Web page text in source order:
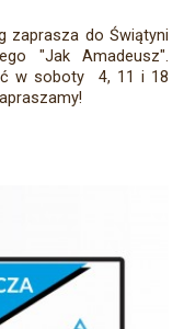
zaprasza do Świątyni
"Jak Amadeusz".
w soboty 4, 11 i 18